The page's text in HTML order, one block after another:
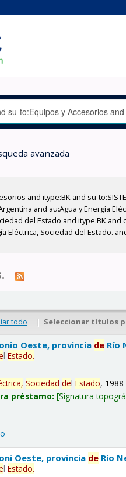
avanzada
and itype:BK and su-
and au:Agua y Energía
del Estado and itype:BK
Eléctrica, Sociedad del Estado.
todo | Seleccionar títulos
Oeste, provincia de Río
lEstado.
Sociedad delEstado, 1988
préstamo: Signatura
Oeste, provincia de Río
lEstado.